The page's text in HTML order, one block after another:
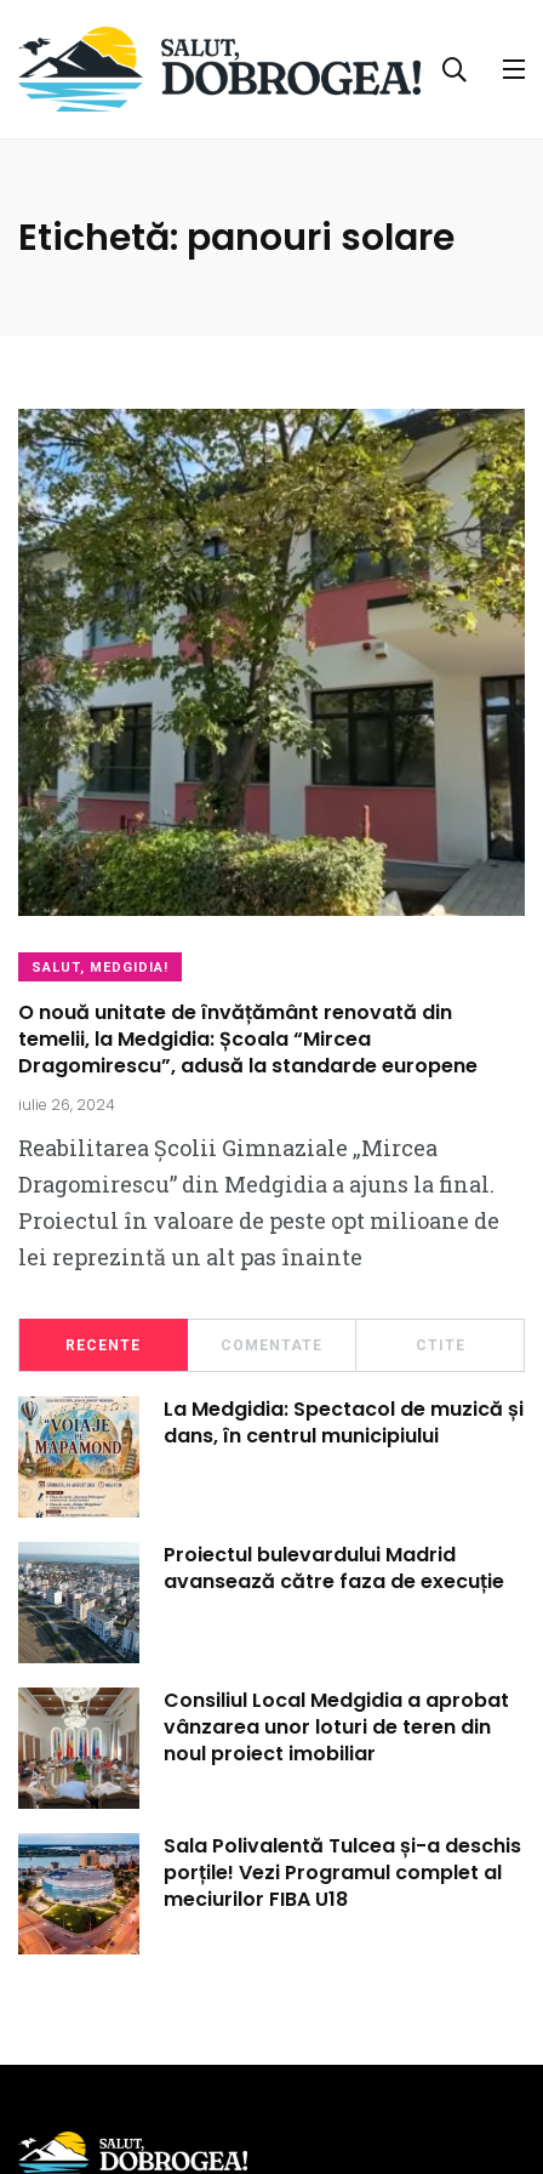
Etichetă: panouri solare
SALUT, MEDGIDIA!
O nouă unitate de învățământ renovată din
temelii, la Medgidia: Școala “Mircea
Dragomirescu”, adusă la standarde europene
iulie 26, 2024
Reabilitarea Școlii Gimnaziale „Mircea
Dragomirescu” din Medgidia a ajuns la final.
Proiectul în valoare de peste opt milioane de
lei reprezintă un alt pas înainte
RECENTE COMENTATE CTITE
La Medgidia: Spectacol de muzică și
dans, în centrul municipiului
Proiectul bulevardului Madrid
avansează către faza de execuție
Consiliul Local Medgidia a aprobat
vânzarea unor loturi de teren din
noul proiect imobiliar
Sala Polivalentă Tulcea și-a deschis
porțile! Vezi Programul complet al
meciurilor FIBA U18